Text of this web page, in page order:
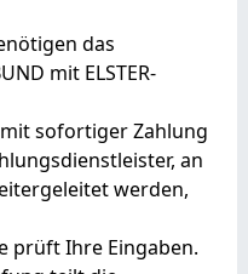
das
mit ELSTER-
sofortiger Zahlung
an
werden,
prüft Ihre Eingaben.